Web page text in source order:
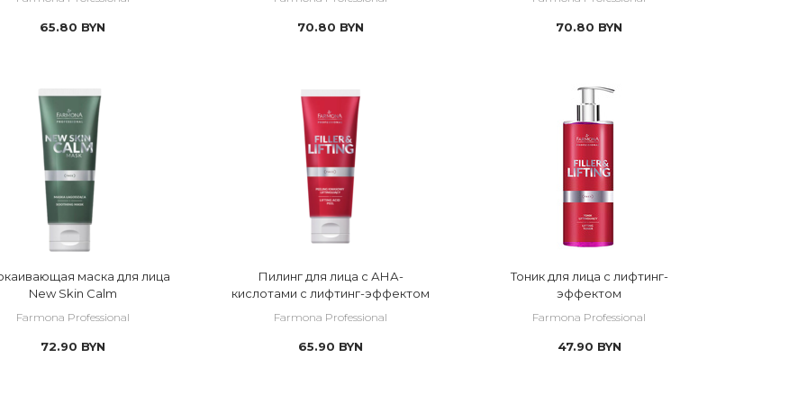
65.80 BYN 70.80 BYN 70.80 BYN
маска для лица
New Skin Calm
Farmona Professional
72.90 BYN
Пилинг для лица с АНА-
кислотами с лифтинг-эффектом
Farmona Professional
65.90 BYN
Тоник для лица с лифтинг-
эффектом
Farmona Professional
47.90 BYN